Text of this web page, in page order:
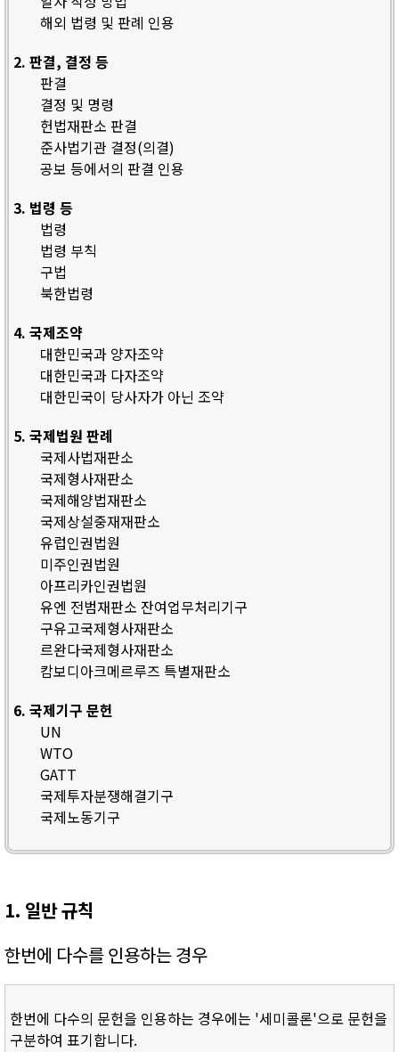
해외 법령 및 판례 인용
2. 판결, 결정 등
판결
결정 및 명령
헌법재판소 판결
준사법기관 결정(의결)
공보 등에서의 판결 인용
3. 법령 등
법령
법령 부칙
구법
북한법령
4. 국제조약
대한민국과 양자조약
대한민국과 다자조약
대한민국이 당사자가 아닌 조약
5. 국제법원 판례
국제사법재판소
국제형사재판소
국제해양법재판소
국제상설중재재판소
유럽인권법원
미주인권법원
아프리카인권법원
유엔 전범재판소 잔여업무처리기구
구유고국제형사재판소
르완다국제형사재판소
캄보디아크메르루즈 특별재판소
6. 국제기구 문헌
UN
WTO
GATT
국제투자분쟁해결기구
국제노동기구
1. 일반 규칙
한번에 다수를 인용하는 경우
한번에 다수의 문헌을 인용하는 경우에는 '세미콜론'으로 문헌을
구분하여 표기합니다.